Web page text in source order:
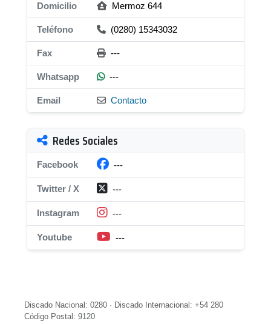
Domicilio Mermoz 644
Teléfono (0280) 15343032
Fax ---
Whatsapp ---
Email Contacto
Redes Sociales
Facebook ---
Twitter / X ---
Instagram ---
Youtube ---
Discado Nacional: 0280 · Discado Internacional: +54 280
Código Postal: 9120